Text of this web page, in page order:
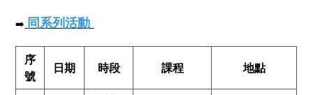
➡️ 同系列活動
序
號
日期 時段 課程 地點